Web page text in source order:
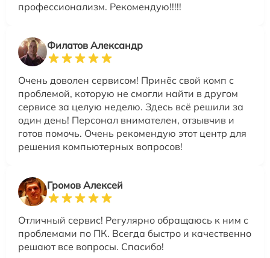
профессионализм. Рекомендую!!!!!
Филатов Александр
Очень доволен сервисом! Принёс свой комп с
проблемой, которую не смогли найти в другом
сервисе за целую неделю. Здесь всё решили за
один день! Персонал внимателен, отзывчив и
готов помочь. Очень рекомендую этот центр для
решения компьютерных вопросов!
Громов Алексей
Отличный сервис! Регулярно обращаюсь к ним с
проблемами по ПК. Всегда быстро и качественно
решают все вопросы. Спасибо!